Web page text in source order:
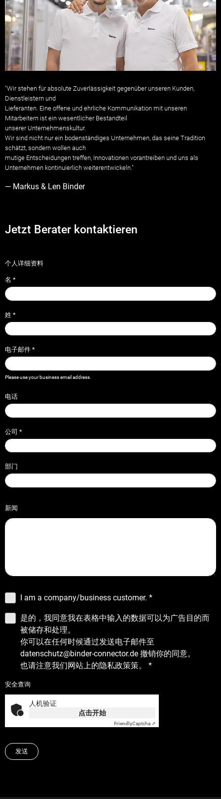
"Wir stehen für absolute Zuverlässigkeit gegenüber unseren Kunden,
Dienstleistern und
Lieferanten. Eine offene und ehrliche Kommunikation mit unseren
Mitarbeitern ist ein wesentlicher Bestandteil
unserer Unternehmenskultur.
Wir sind nicht nur ein bodenständiges Unternehmen, das seine Tradition
schätzt, sondern wollen auch
mutige Entscheidungen treffen, Innovationen vorantreiben und uns als
Unternehmen kontinuierlich weiterentwickeln."
— Markus & Len Binder
Jetzt Berater kontaktieren
个人详细资料
名 *
姓 *
电子邮件 *
Please use your business email address.
电话
公司 *
部门
新闻
I am a company/business customer. *
是的，我同意我在表格中输入的数据可以为广告目的而
被储存和处理。
你可以在任何时候通过发送电子邮件至
datenschutz@binder-connector.de 撤销你的同意。
也请注意我们网站上的隐私政策策。 *
安全查询
人机验证
点击开始
FriendlyCaptcha ⇗
发送